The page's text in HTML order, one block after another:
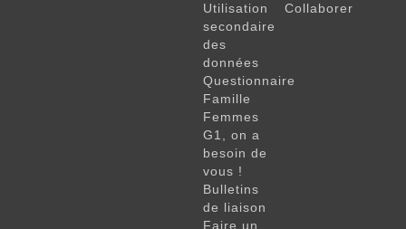
Utilisation
secondaire
des
données
Questionnaire
Famille
Femmes
G1, on a
besoin de
vous !
Bulletins
de liaison
Faire un
Collaborer